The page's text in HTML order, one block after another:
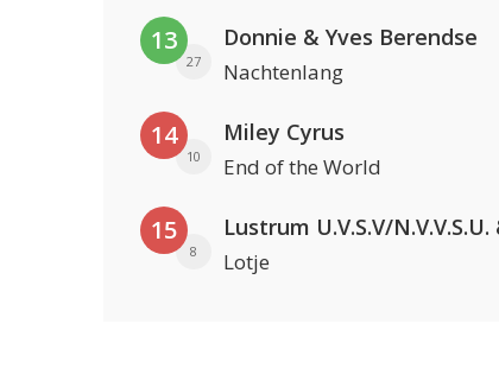
13
27
Donnie & Yves Berendse
Nachtenlang
14
10
Miley Cyrus
End of the World
15
8 Lotje